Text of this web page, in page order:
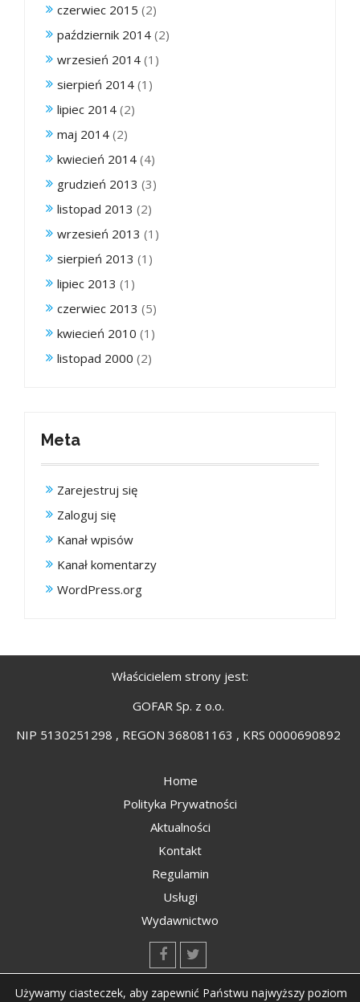
czerwiec 2015 (2)
październik 2014 (2)
wrzesień 2014 (1)
sierpień 2014 (1)
lipiec 2014 (2)
maj 2014 (2)
kwiecień 2014 (4)
grudzień 2013 (3)
listopad 2013 (2)
wrzesień 2013 (1)
sierpień 2013 (1)
lipiec 2013 (1)
czerwiec 2013 (5)
kwiecień 2010 (1)
listopad 2000 (2)
Meta
Zarejestruj się
Zaloguj się
Kanał wpisów
Kanał komentarzy
WordPress.org
Właścicielem strony jest:
GOFAR Sp. z o.o.
NIP 5130251298 , REGON 368081163 , KRS 0000690892
Home
Polityka Prywatności
Aktualności
Kontakt
Regulamin
Usługi
Wydawnictwo
Używamy ciasteczek, aby zapewnić Państwu najwyższy poziom